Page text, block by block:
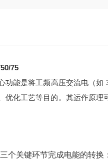
75
能是将工频高压交流电（如
优化工艺等目的。其运作原理
个关键环节完成电能的转换：